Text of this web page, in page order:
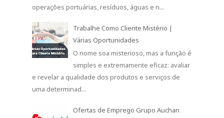
operações portuárias, resíduos, águas e n...
Trabalhe Como Cliente Mistério |
Várias Oportunidades
O nome soa misterioso, mas a função é
simples e extremamente eficaz: avaliar
e revelar a qualidade dos produtos e serviços de
uma determinad...
Ofertas de Emprego Grupo Auchan